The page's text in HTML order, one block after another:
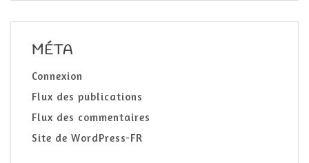
MÉTA
Connexion
Flux des publications
Flux des commentaires
Site de WordPress-FR